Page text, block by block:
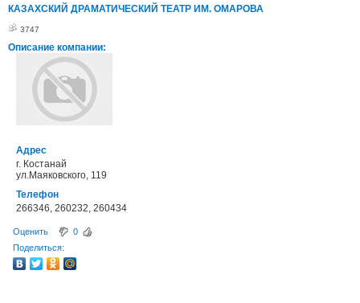
КАЗАХСКИЙ ДРАМАТИЧЕСКИЙ ТЕАТР ИМ. ОМАРОВА
3747
Описание компании:
Адрес
г. Костанай
ул.Маяковского, 119
Телефон
266346, 260232, 260434
Оценить
0
Поделиться: